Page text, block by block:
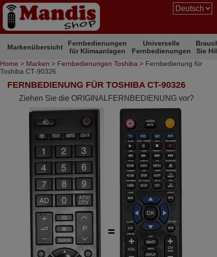
Markenübersicht
Fernbedienungen
für Klimaanlagen
Universelle
Fernbedienungen
Sie
Home > Marken > Fernbedienungen Toshiba > Fernbedienung für
Toshiba CT-90326
FERNBEDIENUNG FÜR TOSHIBA CT-90326
Ziehen Sie die ORIGINALFERNBEDIENUNG vor?